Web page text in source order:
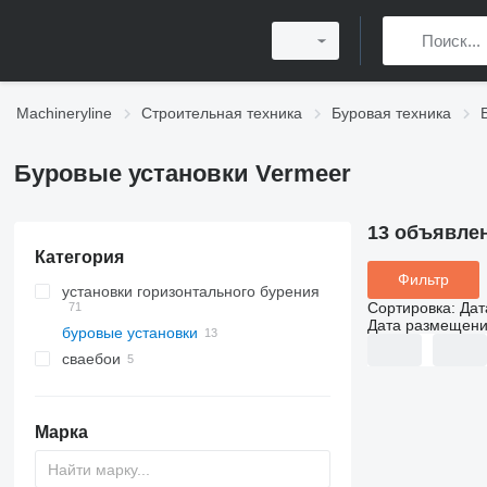
Machineryline Строительная техника Буровая техника
Буровые установки Vermeer
Категория
установки горизонтального бурения
буровые установки
сваебои
Марка
13
Фильтр
Сортировка:
Дата